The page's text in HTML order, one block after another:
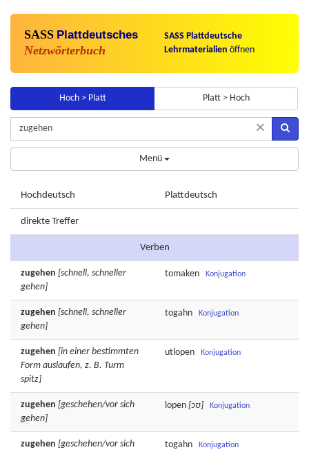
SASS Plattdeutsches
Netzwörterbuch
SASS Plattdeutsche
Lehrmaterialien öffnen
Hoch > Platt Platt > Hoch
×
Menü
Hochdeutsch Plattdeutsch
direkte Treffer
Verben
zugehen [schnell, schneller
gehen]
tomaken Konjugation
zugehen [schnell, schneller
gehen]
togahn Konjugation
zugehen [in einer bestimmten
Form auslaufen, z. B. Turm
spitz]
utlopen Konjugation
zugehen [geschehen/vor sich
gehen]
lopen [ɔʊ] Konjugation
zugehen [geschehen/vor sich
togahn Konjugation